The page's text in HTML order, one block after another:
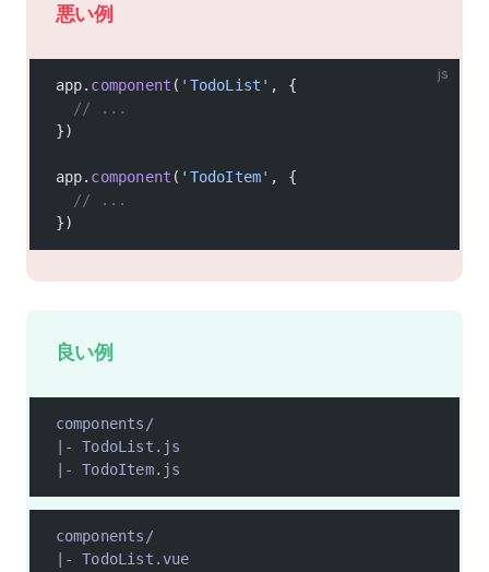
悪い例
js
app. component ( 'TodoList' , {
  // ...
})
app. component ( 'TodoItem' , {
  // ...
})
良い例
components/
|- TodoList.js
|- TodoItem.js
components/
|- TodoList.vue